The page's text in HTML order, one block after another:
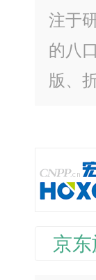
注于
的八
版、
京